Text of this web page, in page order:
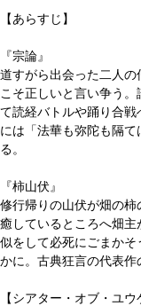
【あらすじ】
『宗論』
道すがら出会った二人
こそ正しいと言い争う。
て読経バトルや踊り合
には「法華も弥陀も隔
る。
『柿山伏』
修行帰りの山伏が畑の
癒しているところへ畑
似をして必死にごまか
かに。古典狂言の代表作
【シアター・オブ・ユ